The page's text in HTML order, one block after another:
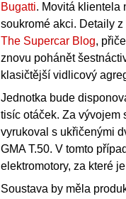
Bugatti. Movitá klientela
soukromé akci. Detaily
The Supercar Blog,
znovu pohánět
klasičtější vidlicový
Jednotka bude
tisíc otáček. Za vývojem
vyrukoval s ukřičenými
GMA T.50. V tomto
elektromotory, za které
Soustava by měla